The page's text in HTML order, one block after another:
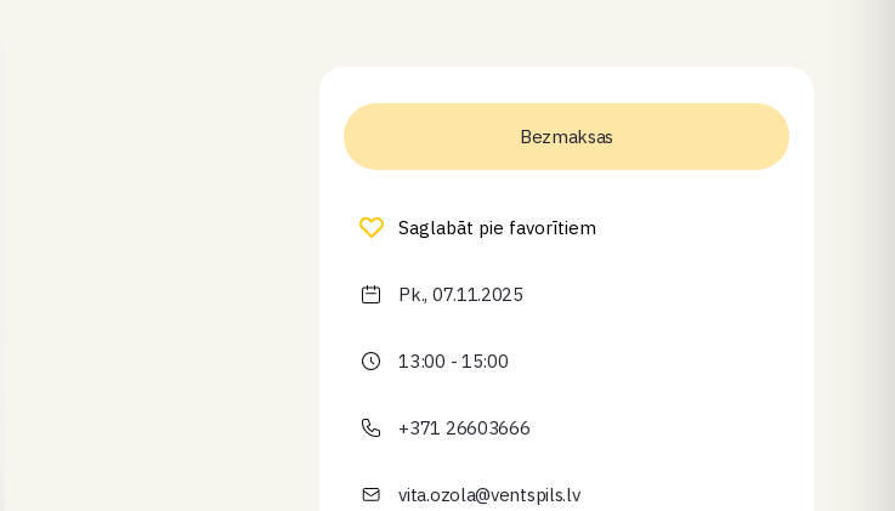
Bezmaksas
Saglabāt pie favorītiem
Pk., 07.11.2025
13:00 - 15:00
+371 26603666
vita.ozola@ventspils.lv